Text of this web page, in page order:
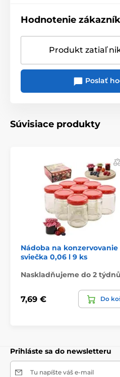
Hodnotenie
Produkt zatiaľ
Poslať
Súvisiace produkty
Nádoba na konzervovanie
sviečka 0,06 l 9 ks
Naskladňujeme do 2 týdnů
7,69 € Do
Prihláste sa do newsletteru
Tu napíšte váš e-mail